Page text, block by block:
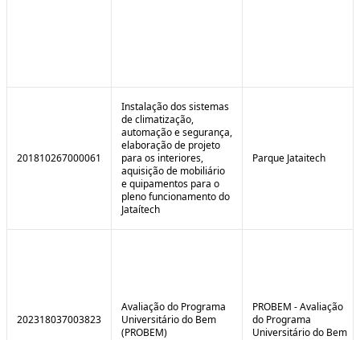
201810267000061
Instalação dos sistemas
de climatização,
automação e segurança,
elaboração de projeto
para os interiores,
aquisição de mobiliário
e quipamentos para o
pleno funcionamento do
Jataítech
Parque Jataitech
202318037003823
Avaliação do Programa
Universitário do Bem
(PROBEM)
PROBEM - Avaliação
do Programa
Universitário do Bem